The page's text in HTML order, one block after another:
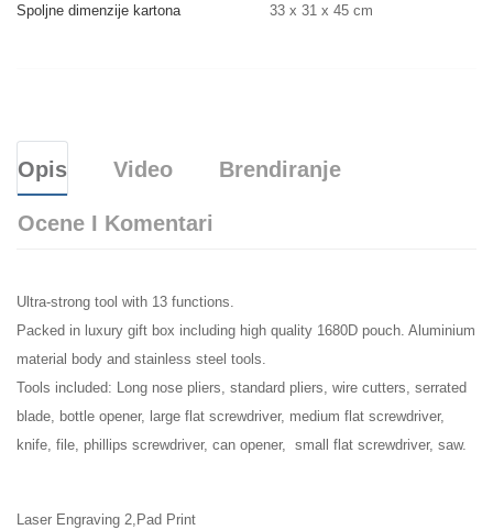
Spoljne dimenzije kartona 33 x 31 x 45 cm
Opis Video Brendiranje
Ocene I Komentari
Ultra-strong tool with 13 functions.
Packed in luxury gift box including high quality 1680D pouch. Aluminium
material body and stainless steel tools.
Tools included: Long nose pliers, standard pliers, wire cutters, serrated
blade, bottle opener, large flat screwdriver, medium flat screwdriver,
knife, file, phillips screwdriver, can opener, small flat screwdriver, saw.
Laser Engraving 2,Pad Print